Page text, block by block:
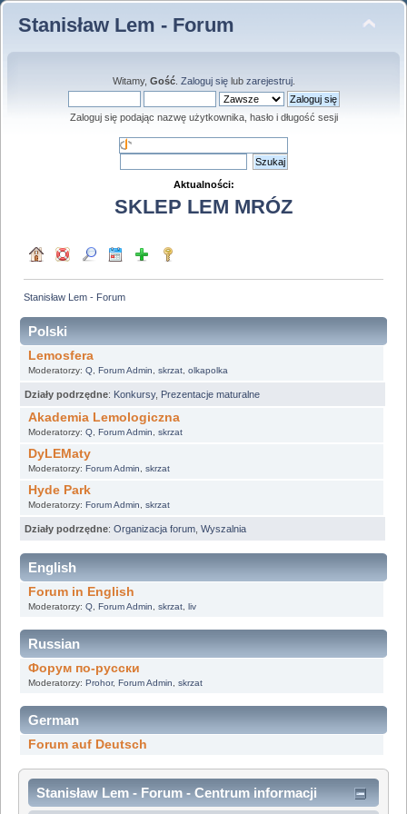
Stanisław Lem - Forum
Witamy, Gość. Zaloguj sięlub zarejestruj.
Zaloguj się podając nazwę użytkownika, hasło i długość sesji
Aktualności:
SKLEP LEM MRÓZ
Stanisław Lem - Forum
Polski
Lemosfera
Moderatorzy: Q, Forum Admin skrzat, olkapolka
Działy podrzędne: Konkursy, Prezentacje maturalne
Akademia Lemologiczna
Moderatorzy: Q, Forum Admin skrzat
DyLEMaty
Moderatorzy: Forum Admin skrzat
Hyde Park
Moderatorzy: Forum Admin skrzat
Działy podrzędne: Organizacja forum Wyszalnia
English
Forum in English
Moderatorzy: Q, Forum Admin skrzat, liv
Russian
Форум по-русски
Moderatorzy: Prohor, Forum Admin skrzat
German
Forum auf Deutsch
Stanisław Lem - Forum - Centrum informacji